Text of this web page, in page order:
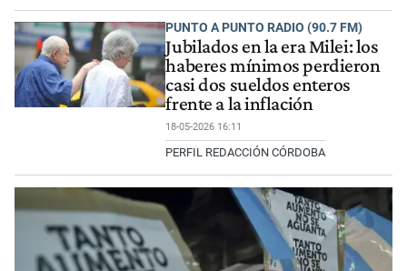
PUNTO A PUNTO RADIO (90.7 FM)
Jubilados en la era Milei: los
haberes mínimos perdieron
casi dos sueldos enteros
frente a la inflación
18-05-2026 16:11
PERFIL REDACCIÓN CÓRDOBA